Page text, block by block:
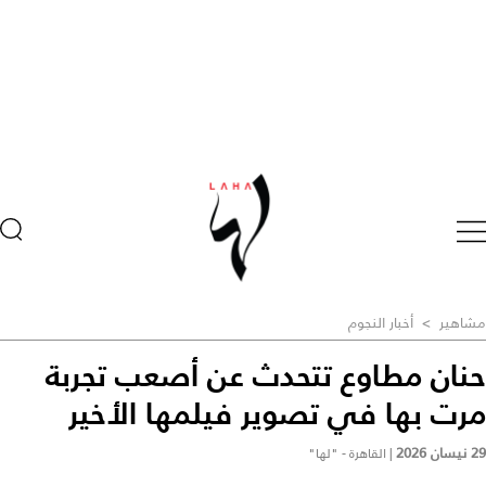
مشاهير > أخبار النجوم
حنان مطاوع تتحدث عن أصعب تجربة
مرت بها في تصوير فيلمها الأخير
29 نيسان 2026 | القاهرة - "لها"